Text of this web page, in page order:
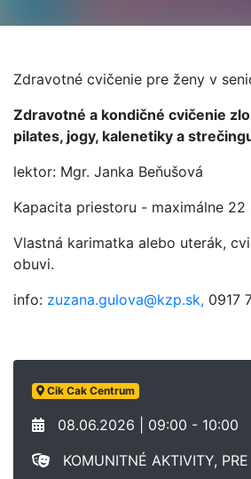
Zdravotné cvičenie pre ženy v
Zdravotné a kondičné cvičenie
pilates, jogy, kalenetiky a
lektor: Mgr. Janka Beňušová
Kapacita priestoru - maximálne 22
Vlastná karimatka alebo uterák,
obuvi.
info: zuzana.gulova@kzp.sk, 0917
Cik Cak Centrum
08.06.2026 | 09:00 - 10:00
KOMUNITNÉ AKTIVITY, PRE